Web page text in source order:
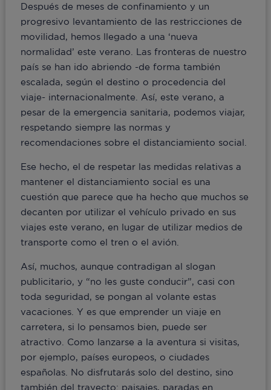
Después de meses de confinamiento y un
progresivo levantamiento de las restricciones de
movilidad, hemos llegado a una ‘nueva
normalidad’ este verano. Las fronteras de nuestro
país se han ido abriendo -de forma también
escalada, según el destino o procedencia del
viaje- internacionalmente. Así, este verano, a
pesar de la emergencia sanitaria, podemos viajar,
respetando siempre las normas y
recomendaciones sobre el distanciamiento social.
Ese hecho, el de respetar las medidas relativas a
mantener el distanciamiento social es una
cuestión que parece que ha hecho que muchos se
decanten por utilizar el vehículo privado en sus
viajes este verano, en lugar de utilizar medios de
transporte como el tren o el avión.
Así, muchos, aunque contradigan al slogan
publicitario, y “no les guste conducir”, casi con
toda seguridad, se pongan al volante estas
vacaciones. Y es que emprender un viaje en
carretera, si lo pensamos bien, puede ser
atractivo. Como lanzarse a la aventura si visitas,
por ejemplo, países europeos, o ciudades
españolas. No disfrutarás solo del destino, sino
también del trayecto: paisajes, paradas en